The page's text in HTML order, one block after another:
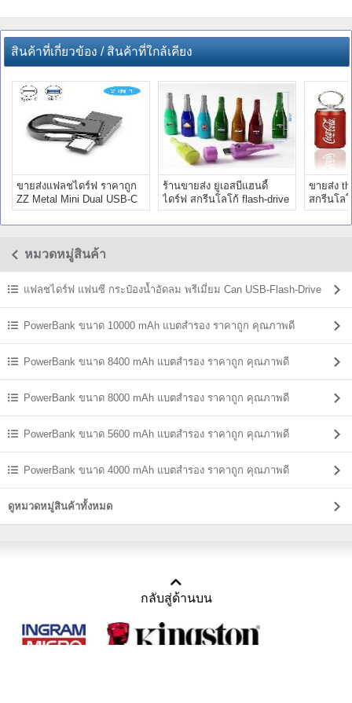
สินค้าที่เกี่ยวข้อง / สินค้าที่ใกล้เคียง
ขายส่งแฟลชไดร์ฟ ราคาถูก
ZZ Metal Mini Dual USB-C
Premium
ร้านขายส่ง ยูเอสบีแฮนดี้
ไดร์ฟ สกรีนโลโก้ flash-drive
cartoon น่ารัก
ขายส่ง
สกรีนโล
cartoon
หมวดหมู่สินค้า
แฟลชไดร์ฟ แฟนซี กระป๋องน้ำอัดลม พรีเมี่ยม Can USB-Flash-Drive
PowerBank ขนาด 10000 mAh แบตสํารอง ราคาถูก คุณภาพดี
PowerBank ขนาด 8400 mAh แบตสํารอง ราคาถูก คุณภาพดี
PowerBank ขนาด 8000 mAh แบตสํารอง ราคาถูก คุณภาพดี
PowerBank ขนาด 5600 mAh แบตสํารอง ราคาถูก คุณภาพดี
PowerBank ขนาด 4000 mAh แบตสํารอง ราคาถูก คุณภาพดี
ดูหมวดหมู่สินค้าทั้งหมด
กลับสู่ด้านบน